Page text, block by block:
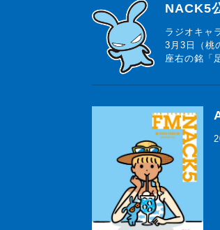
らじっと君
NACK5
ラジオキャ
3月3日（桃
座右の銘「